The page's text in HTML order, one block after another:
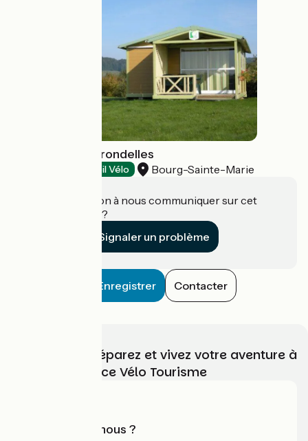
Camping Les Hirondelles
Accueil Vélo Bourg-Sainte-Marie
Une information à nous communiquer sur cet
établissement ?
Signaler un problème
Enregistrer Contacter
Choisissez, préparez et vivez votre aventure à
vélo avec France Vélo Tourisme
Qui sommes-nous ?